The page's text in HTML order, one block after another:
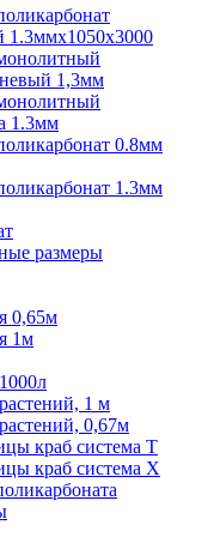
1,3мм
1.3мм
0.8мм
1.3мм
размеры
0,65м
1м
1 м
0,67м
краб система Т
краб система Х